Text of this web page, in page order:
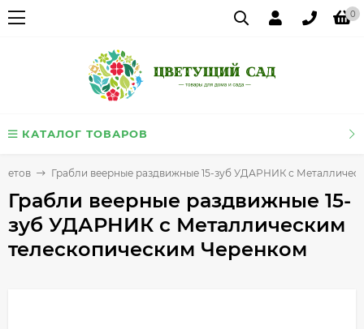
0
КАТАЛОГ ТОВАРОВ
Грабли веерные раздвижные 15-зуб УДАРНИК с
Грабли веерные раздвижные 15-
зуб УДАРНИК с Металлическим
телескопическим Черенком